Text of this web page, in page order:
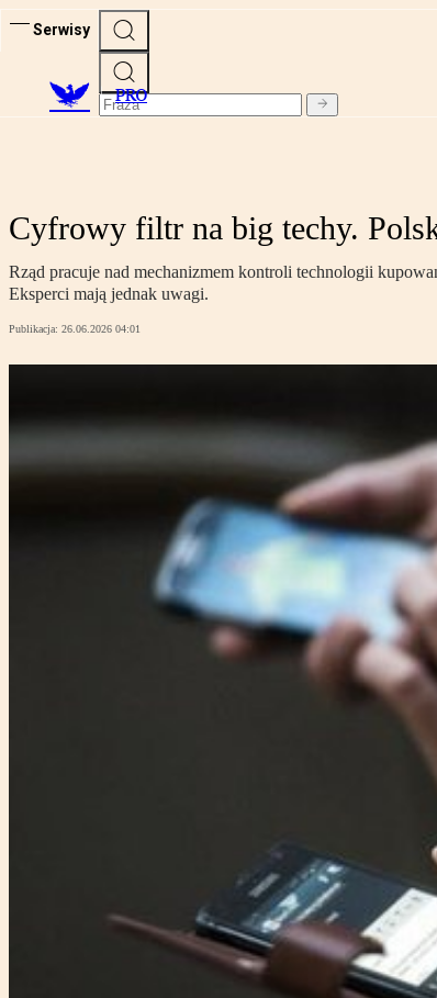
Serwisy
PRO
Cyfrowy filtr na big techy.
Rząd pracuje nad mechanizmem kontroli technologii
Eksperci mają jednak uwagi.
Publikacja: 26.06.2026 04:01